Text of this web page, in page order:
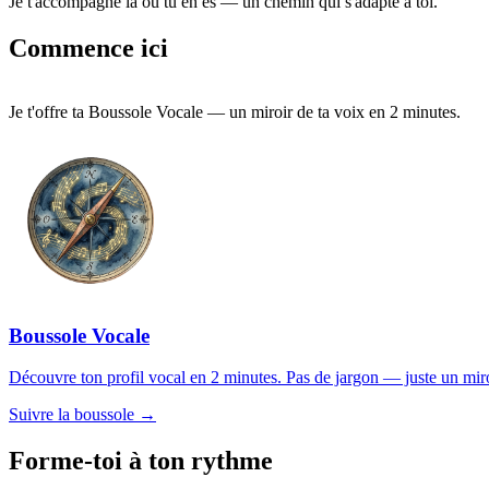
Commence ici
Je t'offre ta Boussole Vocale — un miroir de ta voix en 2 minutes.
Boussole Vocale
Découvre ton profil vocal en 2 minutes. Pas de jargon — juste un
Suivre la boussole →
Forme-toi à ton rythme